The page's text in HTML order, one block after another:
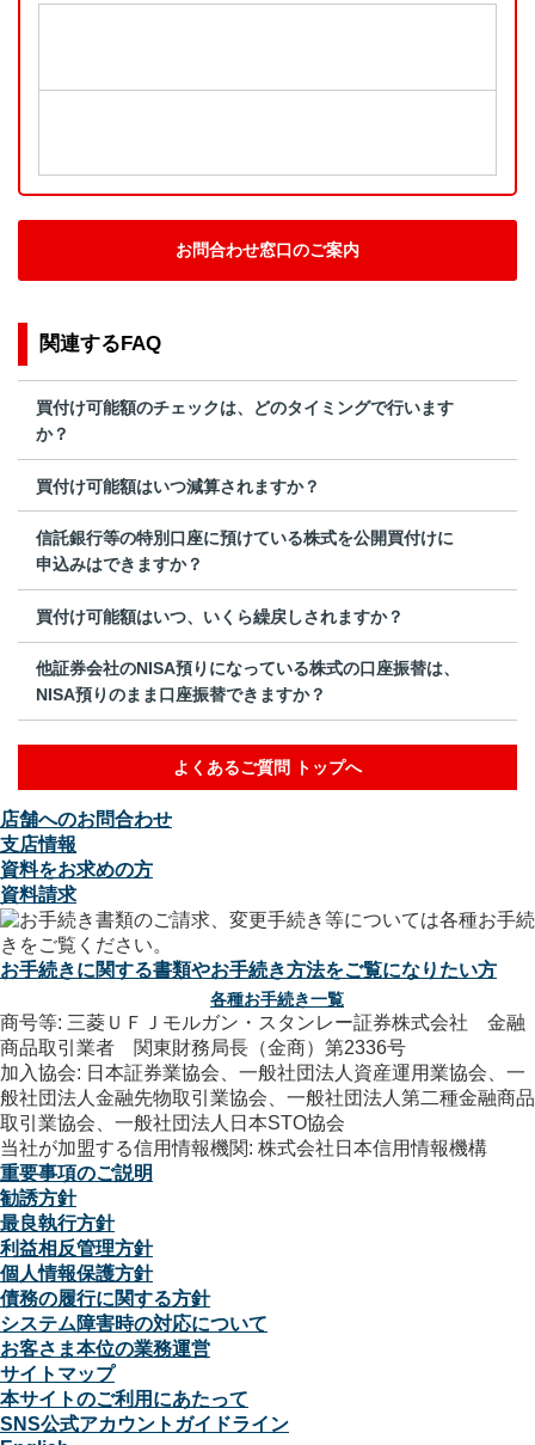
お問合わせ窓口のご案内
関連するFAQ
買付け可能額のチェックは、どのタイミングで行います
か？
買付け可能額はいつ減算されますか？
信託銀行等の特別口座に預けている株式を公開買付けに
申込みはできますか？
買付け可能額はいつ、いくら繰戻しされますか？
他証券会社のNISA預りになっている株式の口座振替は、
NISA預りのまま口座振替できますか？
よくあるご質問 トップへ
店舗へのお問合わせ
支店情報
資料をお求めの方
資料請求
お手続きに関する書類やお手続き方法をご覧になりたい方
各種お手続き一覧
商号等: 三菱ＵＦＪモルガン・スタンレー証券株式会社 金融
商品取引業者 関東財務局長（金商）第2336号
加入協会: 日本証券業協会、一般社団法人資産運用業協会、一
般社団法人金融先物取引業協会、一般社団法人第二種金融商品
取引業協会、一般社団法人日本STO協会
当社が加盟する信用情報機関: 株式会社日本信用情報機構
重要事項のご説明
勧誘方針
最良執行方針
利益相反管理方針
個人情報保護方針
債務の履行に関する方針
システム障害時の対応について
お客さま本位の業務運営
サイトマップ
本サイトのご利用にあたって
SNS公式アカウントガイドライン